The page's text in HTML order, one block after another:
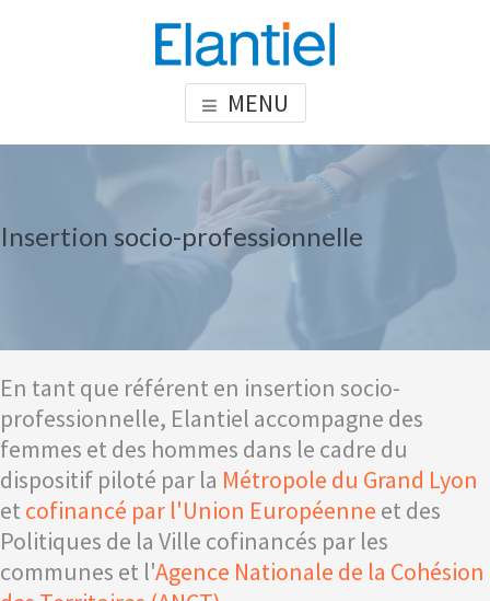
Elantiel développe les compétences relationnelle en milieu
professionnel
MENU
Insertion socio-professionnelle
En tant que référent en insertion socio-
professionnelle, Elantiel accompagne des
femmes et des hommes dans le cadre du
dispositif piloté par la Métropole du Grand Lyon
et cofinancé par l'Union Européenne et des
Politiques de la Ville cofinancés par les
communes et l'Agence Nationale de la Cohésion